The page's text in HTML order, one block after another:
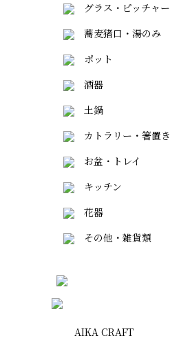
グラス・ピッチャー
蕎麦猪口・湯のみ
ポット
酒器
土鍋
カトラリー・箸置き
お盆・トレイ
キッチン
花器
その他・雑貨類
AIKA CRAFT